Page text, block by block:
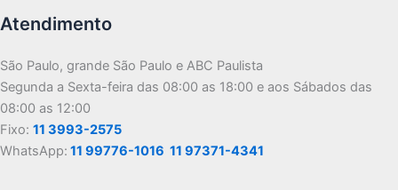
Atendimento
São Paulo, grande São Paulo e ABC Paulista
Segunda a Sexta-feira das 08:00 as 18:00 e aos Sábados das
08:00 as 12:00
Fixo: 11 3993-2575
WhatsApp: 11 99776-1016 11 97371-4341